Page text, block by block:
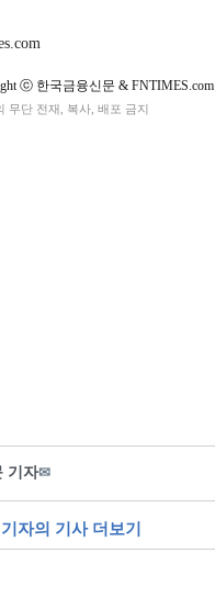
ⓒ 한국금융신문 & FNTIMES.com
무단 전재, 복사, 배포 금지
기자✉
기자의 기사 더보기